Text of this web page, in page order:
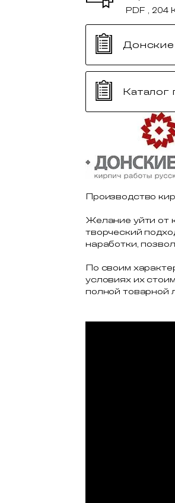
PDF ,
Донские
Каталог
Производство
Желание уйти от
творческий
наработки,
По своим
условиях их
полной товарной